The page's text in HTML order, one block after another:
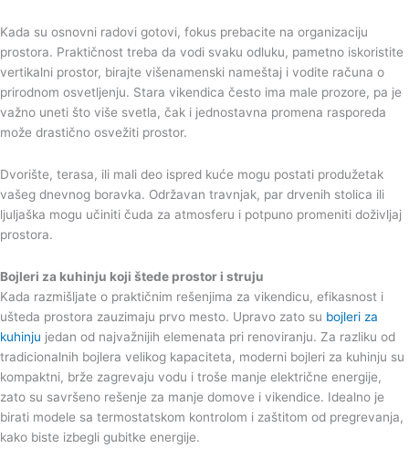
Kada su osnovni radovi gotovi, fokus prebacite na organizaciju
prostora. Praktičnost treba da vodi svaku odluku, pametno iskoristite
vertikalni prostor, birajte višenamenski nameštaj i vodite računa o
prirodnom osvetljenju. Stara vikendica često ima male prozore, pa je
važno uneti što više svetla, čak i jednostavna promena rasporeda
može drastično osvežiti prostor.
Dvorište, terasa, ili mali deo ispred kuće mogu postati produžetak
vašeg dnevnog boravka. Održavan travnjak, par drvenih stolica ili
ljuljaška mogu učiniti čuda za atmosferu i potpuno promeniti doživljaj
prostora.
Bojleri za kuhinju koji štede prostor i struju
Kada razmišljate o praktičnim rešenjima za vikendicu, efikasnost i
ušteda prostora zauzimaju prvo mesto. Upravo zato su bojleri za
kuhinju jedan od najvažnijih elemenata pri renoviranju. Za razliku od
tradicionalnih bojlera velikog kapaciteta, moderni bojleri za kuhinju su
kompaktni, brže zagrevaju vodu i troše manje električne energije,
zato su savršeno rešenje za manje domove i vikendice. Idealno je
birati modele sa termostatskom kontrolom i zaštitom od pregrevanja,
kako biste izbegli gubitke energije.